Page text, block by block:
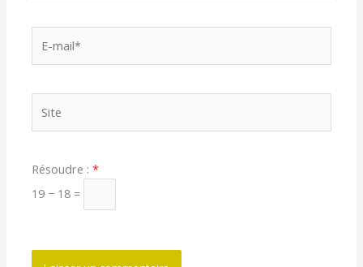
mail*
Résoudre :*
19 − 18 =